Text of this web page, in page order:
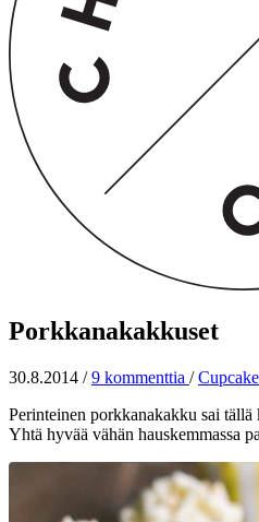
Porkkanakakkuset
30.8.2014 / 9 kommenttia /
Perinteinen porkkanakakku sai tällä
Yhtä hyvää vähän hauskemmassa